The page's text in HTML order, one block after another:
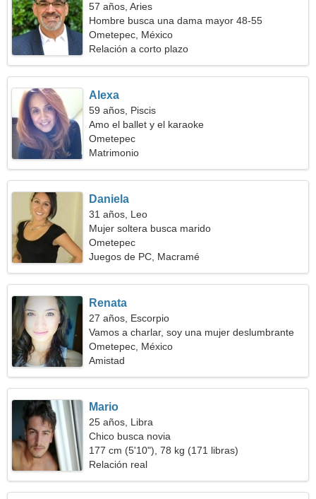
57 años, Aries
Hombre busca una dama mayor 48-55
Ometepec, México
Relación a corto plazo
Alexa
59 años, Piscis
Amo el ballet y el karaoke
Ometepec
Matrimonio
Daniela
31 años, Leo
Mujer soltera busca marido
Ometepec
Juegos de PC, Macramé
Renata
27 años, Escorpio
Vamos a charlar, soy una mujer deslumbrante
Ometepec, México
Amistad
Mario
25 años, Libra
Chico busca novia
177 cm (5'10"), 78 kg (171 libras)
Relación real